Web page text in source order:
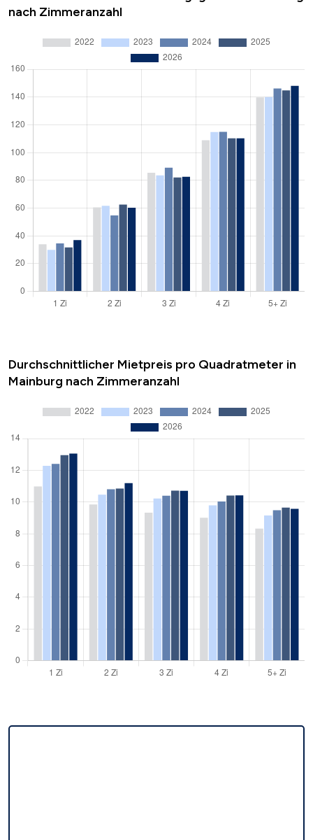
nach Zimmeranzahl
Durchschnittlicher Mietpreis pro Quadratmeter in
Mainburg nach Zimmeranzahl